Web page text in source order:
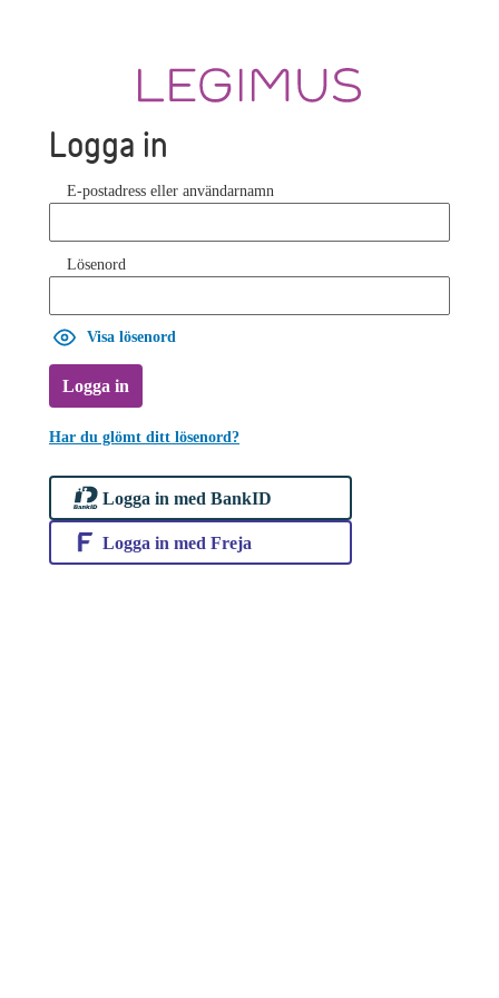
Logga in
E-postadress eller användarnamn
Lösenord
Visa lösenord
Logga in
Har du glömt ditt lösenord?
Logga in med BankID
Logga in med Freja